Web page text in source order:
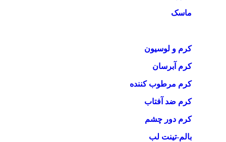
ماسک
کرم و لوسیون
کرم آبرسان
کرم مرطوب کننده
کرم ضد آفتاب
کرم دور چشم
بالم-تینت لب